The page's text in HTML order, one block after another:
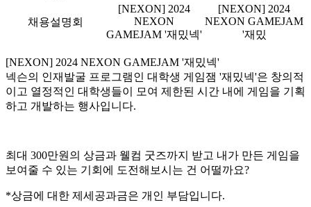
채용설명회
[NEXON] 2024
NEXON
GAMEJAM '재밌넥'
[NEXON] 2024
NEXON GAMEJAM
'재밌
[NEXON] 2024 NEXON GAMEJAM '재밌넥'
넥슨의 인재발굴 프로그램인 대학생 게임잼 '재밌넥'은 창의적
이고 열정적인 대학생들이 모여 제한된 시간 내에 게임을 기획
하고 개발하는 행사입니다.
최대 300만원의 상금과 웰컴 굿즈까지 받고 내가 만든 게임을
보여줄 수 있는 기회에 도전해보시는 건 어떨까요?
*상금에 대한 제세공과금은 개인 부담입니다.